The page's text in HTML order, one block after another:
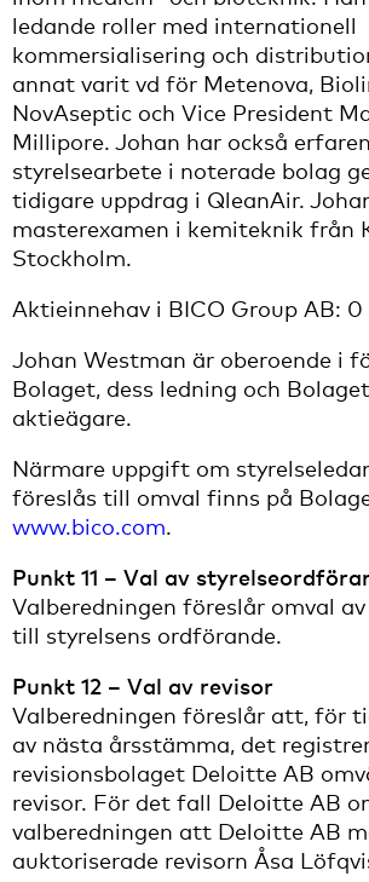
ledande roller med internationell
kommersialisering och
annat varit vd för Metenova,
NovAseptic och Vice President
Millipore. Johan har också
styrelsearbete i noterade bolag
tidigare uppdrag i QleanAir.
masterexamen i kemiteknik från
Stockholm.
Aktieinnehav i BICO Group AB: 0
Johan Westman är oberoende i
Bolaget, dess ledning och
aktieägare.
Närmare uppgift om
föreslås till omval finns på
www.bico.com.
Punkt 11 – Val av
Valberedningen föreslår omval
till styrelsens ordförande.
Punkt 12 – Val av revisor
Valberedningen föreslår att, för
av nästa årsstämma, det
revisionsbolaget Deloitte AB
revisor. För det fall Deloitte AB
valberedningen att Deloitte AB
auktoriserade revisorn Åsa